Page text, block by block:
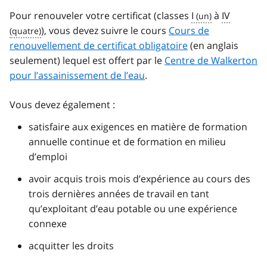
Pour renouveler votre certificat (classes I à IV
), vous devez suivre le cours Cours de
renouvellement de certificat obligatoire(en anglais
seulement) lequel est offert par le Centre de Walkerton
pour l’assainissement de l’eau.
Vous devez également :
satisfaire aux exigences en matière de formation
annuelle continue et de formation en milieu
d’emploi
avoir acquis trois mois d’expérience au cours des
trois dernières années de travail en tant
qu’exploitant d’eau potable ou une expérience
connexe
acquitter les droits